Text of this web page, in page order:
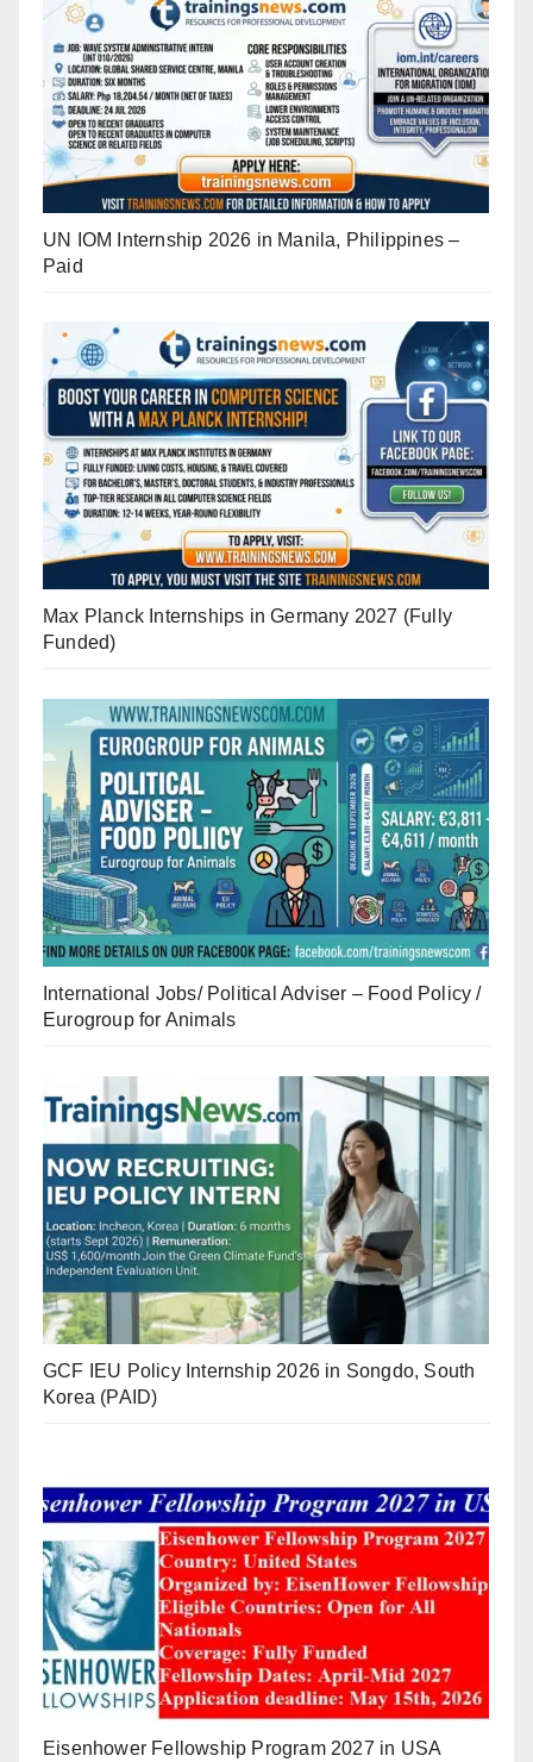
UN IOM Internship 2026 in Manila, Philippines –
Paid
Max Planck Internships in Germany 2027 (Fully
Funded)
International Jobs/ Political Adviser – Food Policy /
Eurogroup for Animals
GCF IEU Policy Internship 2026 in Songdo, South
Korea (PAID)
Eisenhower Fellowship Program 2027 in USA